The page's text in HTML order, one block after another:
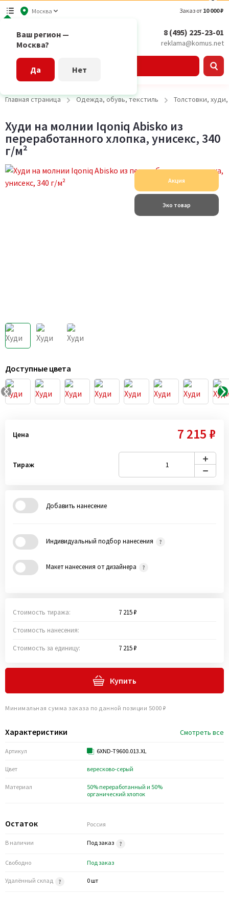
Москва
Ваш регион —
Москва?
Да Нет
Заказ от 10 000 ₽
8 (495) 225-23-01
reklama@komus.net
Главная страница Одежда, обувь, текстиль Толстовки,
Худи на молнии Iqoniq Abisko из
переработанного хлопка, унисекс, 340
г/м²
Акция
Эко товар
Доступные цвета
Характеристики Смотреть все
Артикул 6XND-T9600.013.XL
Цвет вересково-серый
Материал
50% переработанный и 50%
органический хлопок
Остаток Россия
В наличии Под заказ
Свободно Под заказ
Удалённый склад 0 шт
Цена 7 215 ₽
Тираж
Добавить нанесение
Индивидуальный подбор нанесения
Макет нанесения от дизайнера
Стоимость тиража: 7 215 ₽
Стоимость нанесения:
Стоимость за единицу: 7 215 ₽
Купить
Минимальная сумма заказа по данной позиции 5000 ₽